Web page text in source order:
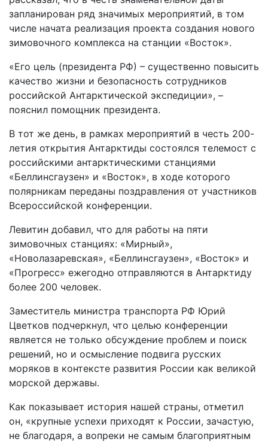
запланирован ряд значимых мероприятий, в том
числе начата реализация проекта создания нового
зимовочного комплекса на станции «Восток».
«Его цель (президента РФ) – существенно повысить
качество жизни и безопасность сотрудников
российской Антарктической экспедиции», –
пояснил помощник президента.
В тот же день, в рамках мероприятий в честь 200-
летия открытия Антарктиды состоялся телемост с
российскими антарктическими станциями
«Беллинсгаузен» и «Восток», в ходе которого
полярникам переданы поздравления от участников
Всероссийской конференции.
Левитин добавил, что для работы на пяти
зимовочных станциях: «Мирный»,
«Новолазаревская», «Беллинсгаузен», «Восток» и
«Прогресс» ежегодно отправляются в Антарктиду
более 200 человек.
Заместитель министра транспорта РФ Юрий
Цветков подчеркнул, что целью конференции
является не только обсуждение проблем и поиск
решений, но и осмысление подвига русских
моряков в контексте развития России как великой
морской державы.
Как показывает история нашей страны, отметил
он, «крупные успехи приходят к России, зачастую,
не благодаря, а вопреки не самым благоприятным